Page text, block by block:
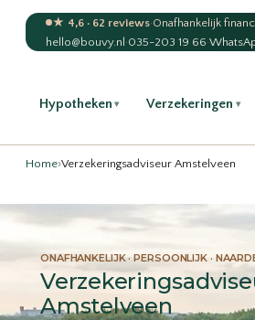
★ 4,6 · 62 reviews·Onafhankelijk
hello@bouvy.nl·035-203 19 66·
Hypotheken ▾ Verzekeringen ▾
Home›Verzekeringsadviseur Amstelveen
ONAFHANKELIJK · PERSOONLIJK ·
Amstelveen